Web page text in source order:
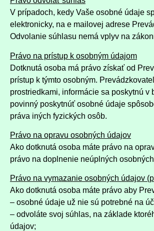
V prípadoch, kedy Vaše osobné údaje
elektronicky, na e mailovej adrese
Odvolanie súhlasu nemá vplyv na
Právo na prístup k osobným údajom
Dotknutá osoba má právo získať od
prístup k týmto osobným.
prostriedkami, informácie sa poskytnú
povinný poskytnúť osobné údaje
práva iných fyzických osôb.
Právo na opravu osobných údajov
Ako dotknutá osoba máte právo na
právo na doplnenie neúplných
Právo na vymazanie osobných údajov
Ako dotknutá osoba máte právo aby
– osobné údaje už nie sú potrebné na
– odvoláte svoj súhlas, na základe
údajov;